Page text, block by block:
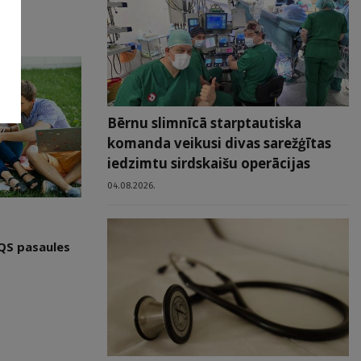
pasaules
Bērnu slimnīcā starptautiska
komanda veikusi divas sarežģītas
iedzimtu sirdskaišu operācijas
04.08.2026.